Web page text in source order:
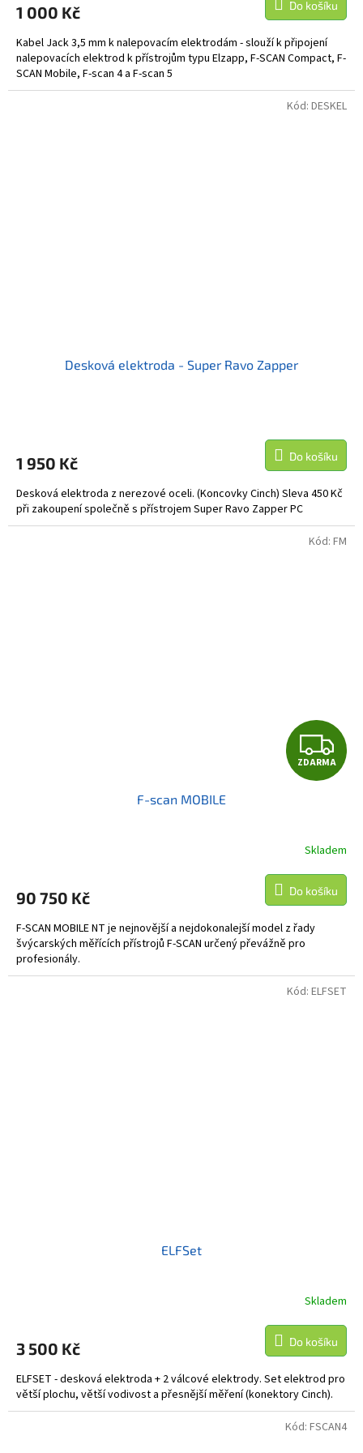
1 000 Kč Do košíku
Kabel Jack 3,5 mm k nalepovacím elektrodám - slouží k připojení
nalepovacích elektrod k přístrojům typu Elzapp, F-SCAN Compact, F-
SCAN Mobile, F-scan 4 a F-scan 5
Desková elektroda - Super Ravo Zapper
1 950 Kč Do košíku
Desková elektroda z nerezové oceli. (Koncovky Cinch) Sleva 450 Kč
při zakoupení společně s přístrojem Super Ravo Zapper PC
Kód: DESKEL
Z
D
R
M
A
ZDARMA
F-scan MOBILE
Skladem
90 750 Kč Do košíku
F-SCAN MOBILE NT je nejnovější a nejdokonalejší model z řady
švýcarských měřících přístrojů F-SCAN určený převážně pro
profesionály.
Kód: FM
ELFSet
Skladem
3 500 Kč Do košíku
ELFSET - desková elektroda + 2 válcové elektrody. Set elektrod pro
větší plochu, větší vodivost a přesnější měření (konektory Cinch).
Kód: ELFSET
Kód: FSCAN4